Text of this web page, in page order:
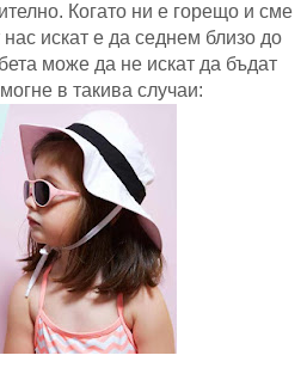
Когато ни е горещо и сме
искат е да седнем близо до
може да не искат да бъдат
в такива случаи: